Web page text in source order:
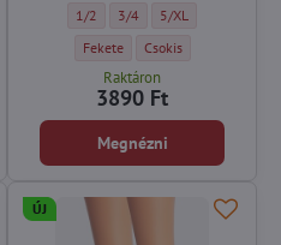
G001 Marilyn - Méret:
CHARLY G001 Marilyn - Méret:
CHARLY G001 Marilyn - Méret:
G001 Marilyn - Szín:
CHARLY G001 Marilyn - Szín:
virágminták díszítik, amelyek
lágyan simulnak a lábakra, elegáns
légies és kifinomult – pont az a
részlet, amely vonzza a tekintetet,
Virágmintás vékony harisnya
1/2 Virágmintás vékony
3/4 Virágmintás
5/XL
Virágmintás vékony harisnya
Fekete Virágmintás vékony
Csokis
Raktáron
3890 Ft
Megnézni
ÚJ